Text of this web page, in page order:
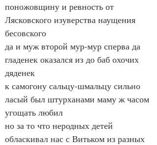
поножовщину и ревность от
Лясковского изуверства наущения
бесовского
да и муж второй мур-мур сперва да
гладенек оказался из до баб охочих
дяденек
к самогону сальцу-шмальцу сильно
ласый был штурханами маму ж часом
угощать любил
но за то что неродных детей
обласкивал нас с Витьком из разных